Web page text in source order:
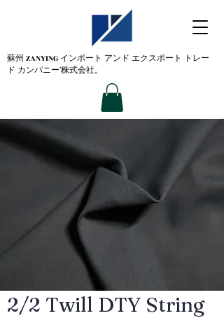
蘇州 ZANYING インポート アンド エクスポート トレー
ド カンパニー'株式会社。
2/2 Twill DTY String